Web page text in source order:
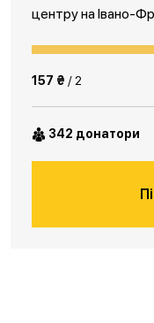
центру на Івано-
157 ₴ / 2
342 донатори